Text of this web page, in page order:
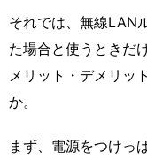
それでは、無線LAN
た場合と使うときだ
メリット・デメリッ
か。
まず、電源をつけっ